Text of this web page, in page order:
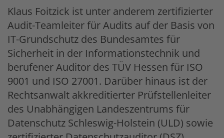
Klaus Foitzick ist unter anderem zertifizierter
Audit-Teamleiter für Audits auf der Basis von
IT-Grundschutz des Bundesamtes für
Sicherheit in der Informationstechnik und
berufener Auditor des TÜV Hessen für ISO
9001 und ISO 27001. Darüber hinaus ist der
Rechtsanwalt akkreditierter Prüfstellenleiter
des Unabhängigen Landeszentrums für
Datenschutz Schleswig-Holstein (ULD) sowie